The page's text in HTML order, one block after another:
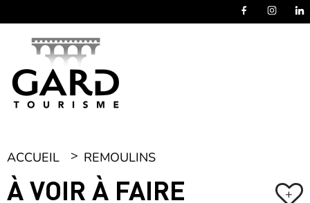
ACCUEIL REMOULINS
À VOIR À FAIRE
+